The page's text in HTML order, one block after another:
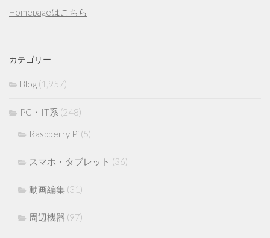
Homepageはこちら
カテゴリー
Blog (1,957)
PC・IT系 (248)
Raspberry Pi (5)
スマホ・タブレット (36)
動画編集 (31)
周辺機器 (97)